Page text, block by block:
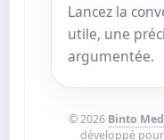
Lancez la
utile, une
argumentée.
© 2026 Binto
développé